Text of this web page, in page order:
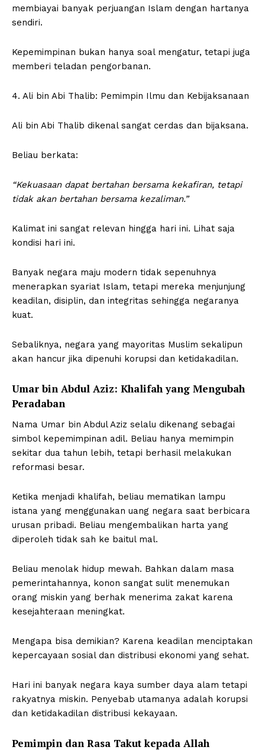
News Week
membiayai banyak perjuangan Islam dengan hartanya
sendiri.
Kepemimpinan bukan hanya soal mengatur, tetapi juga
memberi teladan pengorbanan.
4. Ali bin Abi Thalib: Pemimpin Ilmu dan Kebijaksanaan
Ali bin Abi Thalib dikenal sangat cerdas dan bijaksana.
Beliau berkata:
“Kekuasaan dapat bertahan bersama kekafiran, tetapi
tidak akan bertahan bersama kezaliman.”
Kalimat ini sangat relevan hingga hari ini. Lihat saja
kondisi hari ini.
Banyak negara maju modern tidak sepenuhnya
menerapkan syariat Islam, tetapi mereka menjunjung
keadilan, disiplin, dan integritas sehingga negaranya
kuat.
Sebaliknya, negara yang mayoritas Muslim sekalipun
akan hancur jika dipenuhi korupsi dan ketidakadilan.
Umar bin Abdul Aziz: Khalifah yang Mengubah
Peradaban
Nama Umar bin Abdul Aziz selalu dikenang sebagai
simbol kepemimpinan adil. Beliau hanya memimpin
sekitar dua tahun lebih, tetapi berhasil melakukan
reformasi besar.
Ketika menjadi khalifah, beliau mematikan lampu
istana yang menggunakan uang negara saat berbicara
urusan pribadi. Beliau mengembalikan harta yang
diperoleh tidak sah ke baitul mal.
Beliau menolak hidup mewah. Bahkan dalam masa
pemerintahannya, konon sangat sulit menemukan
orang miskin yang berhak menerima zakat karena
kesejahteraan meningkat.
Mengapa bisa demikian? Karena keadilan menciptakan
kepercayaan sosial dan distribusi ekonomi yang sehat.
Hari ini banyak negara kaya sumber daya alam tetapi
rakyatnya miskin. Penyebab utamanya adalah korupsi
dan ketidakadilan distribusi kekayaan.
Pemimpin dan Rasa Takut kepada Allah